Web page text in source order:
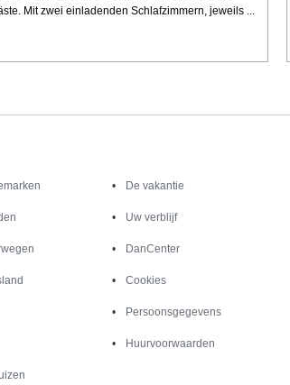
Mit zwei einladenden Schlafzimmern, jeweils ...
De vakantie
Uw verblijf
DanCenter
Cookies
Persoonsgegevens
Huurvoorwaarden